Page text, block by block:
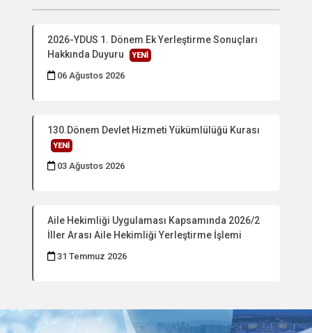
2026-YDUS 1. Dönem Ek Yerleştirme Sonuçları
Hakkında Duyuru
YENİ
06 Ağustos 2026
130.Dönem Devlet Hizmeti Yükümlülüğü Kurası
YENİ
03 Ağustos 2026
Aile Hekimliği Uygulaması Kapsamında 2026/2
İller Arası Aile Hekimliği Yerleştirme İşlemi
31 Temmuz 2026